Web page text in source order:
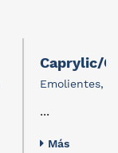
Caprylic/
Emolientes,
...
Más